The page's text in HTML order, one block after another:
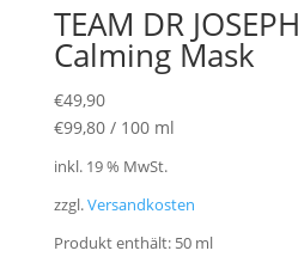
TEAM DR
Calming Mask
€49,90
€99,80/ 100 ml
inkl. 19 % MwSt.
zzgl.Versandkosten
Produkt enthält: 50 ml